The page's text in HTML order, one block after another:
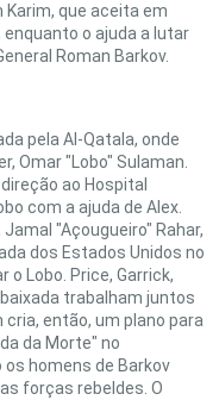
Karim, que aceita em
o ajuda a lutar
Roman Barkov.
pela Al-Qatala, onde
Omar "Lobo" Sulaman.
ao Hospital
com a ajuda de Alex.
"Açougueiro" Rahar,
dos Estados Unidos no
Lobo. Price, Garrick,
trabalham juntos
então, um plano para
da Morte" no
os homens de Barkov
forças rebeldes. O